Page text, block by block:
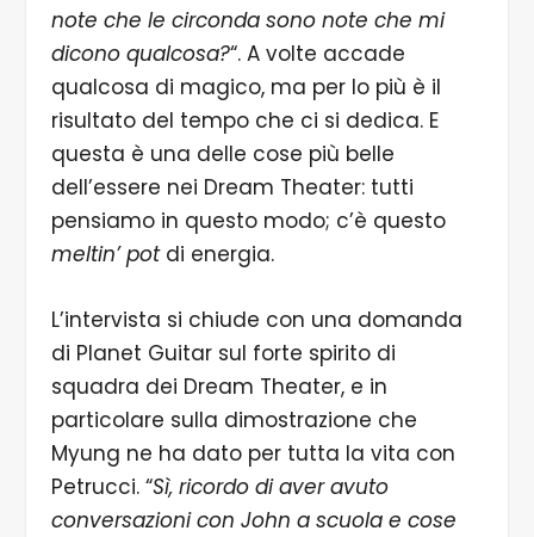
note che le circonda sono note che mi
dicono qualcosa?“. A volte accade
qualcosa di magico, ma per lo più è il
risultato del tempo che ci si dedica. E
questa è una delle cose più belle
dell’essere nei Dream Theater: tutti
pensiamo in questo modo; c’è questo
meltin’ potdi energia.
L’intervista si chiude con una domanda
di Planet Guitar sul forte spirito di
squadra dei Dream Theater, e in
particolare sulla dimostrazione che
Myung ne ha dato per tutta la vita con
Petrucci. “Sì, ricordo di aver avuto
conversazioni con John a scuola e cose